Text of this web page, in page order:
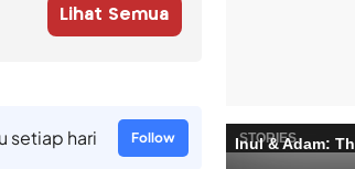
Lihat Semua
setiap hari Follow